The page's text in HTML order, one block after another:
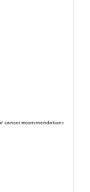
cancer recommendations